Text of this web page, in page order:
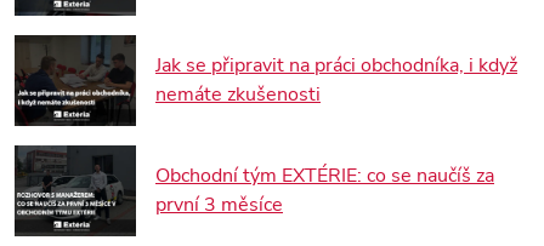
Jak se připravit na práci obchodníka, i když
nemáte zkušenosti
Obchodní tým EXTÉRIE: co se naučíš za
první 3 měsíce